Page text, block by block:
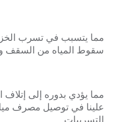
مما يتسبب في تسرب
سقوط المياه من السقف
مما يؤدي بدوره إلى إتلاف
علينا في توصيل مصرف
التسريبات